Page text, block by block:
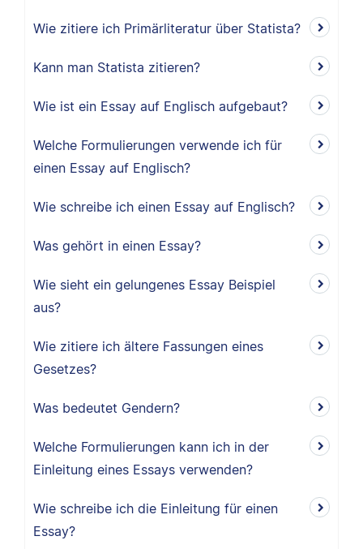
Wie zitiere ich Primärliteratur über Statista?
Kann man Statista zitieren?
Wie ist ein Essay auf Englisch aufgebaut?
Welche Formulierungen verwende ich für
einen Essay auf Englisch?
Wie schreibe ich einen Essay auf Englisch?
Was gehört in einen Essay?
Wie sieht ein gelungenes Essay Beispiel
aus?
Wie zitiere ich ältere Fassungen eines
Gesetzes?
Was bedeutet Gendern?
Welche Formulierungen kann ich in der
Einleitung eines Essays verwenden?
Wie schreibe ich die Einleitung für einen
Essay?